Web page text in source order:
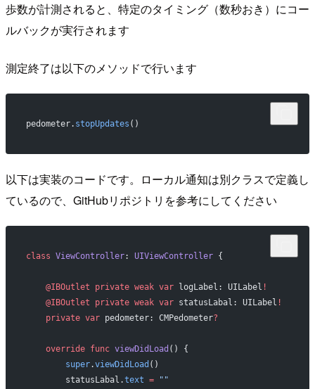
歩数が計測されると、特定のタイミング（数秒おき）にコー
ルバックが実行されます
測定終了は以下のメソッドで行います
pedometer. stopUpdates ()
以下は実装のコードです。ローカル通知は別クラスで定義し
ているので、GitHubリポジトリを参考にしてください
class ViewController: UIViewController {
    @IBOutlet
private weak var logLabel: UILabel !
    @IBOutlet
private weak var statusLabal: UILabel !
    private
var pedometer: CMPedometer?
    override
func viewDidLoad () {
        super
.viewDidLoad ()
        statusLabal.
text = ""